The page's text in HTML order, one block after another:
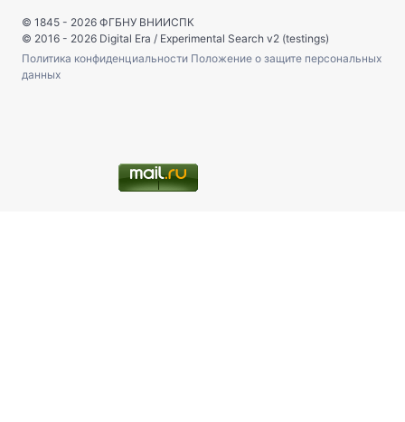
© 1845 - 2026 ФГБНУ ВНИИСПК
© 2016 - 2026 Digital Era / Experimental Search v2 (testings)
Политика конфиденциальности Положение о защите персональных
данных